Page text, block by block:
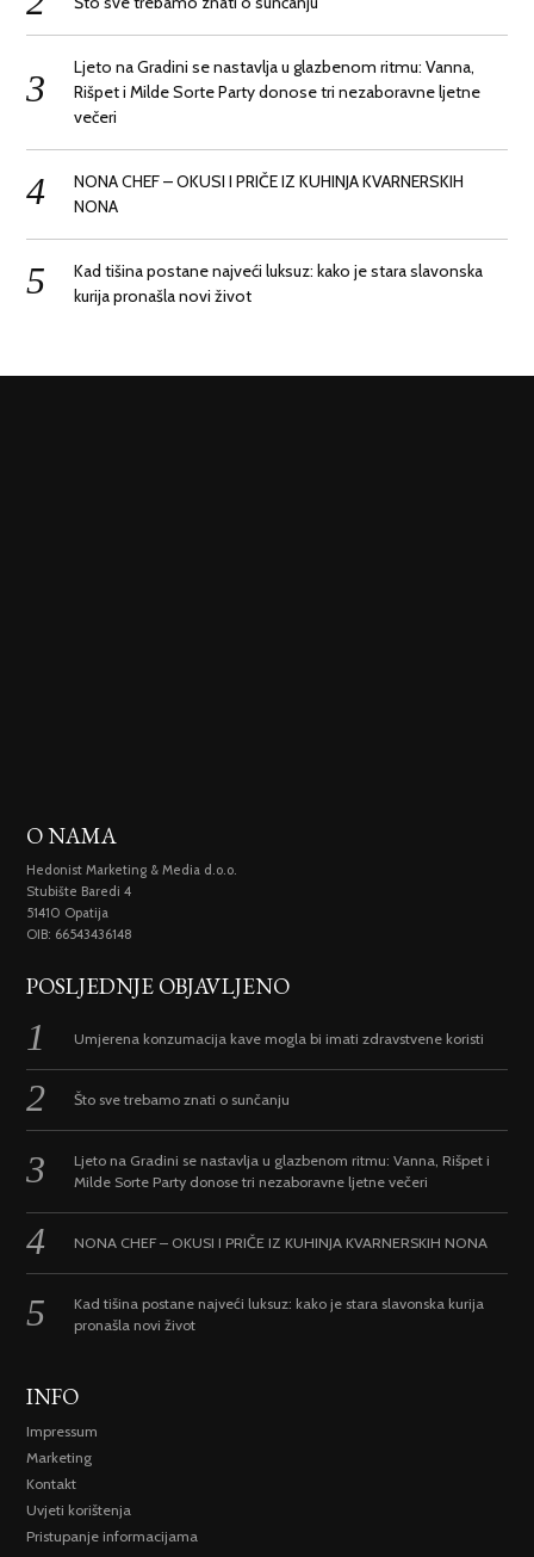
Ljeto na Gradini se nastavlja u glazbenom ritmu: Vanna,
Rišpet i Milde Sorte Party donose tri nezaboravne ljetne
večeri
NONA CHEF – OKUSI I PRIČE IZ KUHINJA KVARNERSKIH
NONA
Kad tišina postane najveći luksuz: kako je stara slavonska
kurija pronašla novi život
O NAMA
Hedonist Marketing & Media d.o.o.
Stubište Baredi 4
51410 Opatija
OIB: 66543436148
POSLJEDNJE OBJAVLJENO
Umjerena konzumacija kave mogla bi imati zdravstvene koristi
Što sve trebamo znati o sunčanju
Ljeto na Gradini se nastavlja u glazbenom ritmu: Vanna, Rišpet i
Milde Sorte Party donose tri nezaboravne ljetne večeri
NONA CHEF – OKUSI I PRIČE IZ KUHINJA KVARNERSKIH NONA
Kad tišina postane najveći luksuz: kako je stara slavonska kurija
pronašla novi život
INFO
Impressum
Marketing
Kontakt
Uvjeti korištenja
Pristupanje informacijama